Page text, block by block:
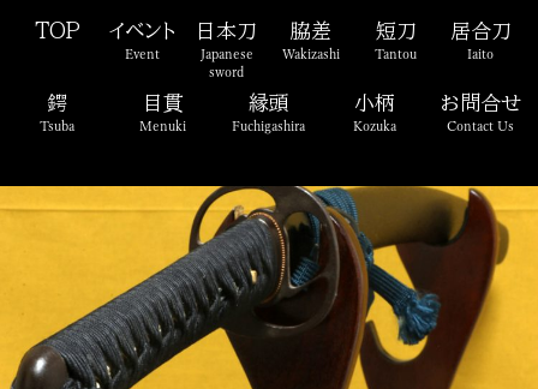
TOP イベント
Event
日本刀
Japanese
sword
脇差
Wakizashi
短刀
Tantou
居合刀
Iaito
鍔
Tsuba
目貫
Menuki
縁頭
Fuchigashira
小柄
Kozuka
お問合せ
Contact Us